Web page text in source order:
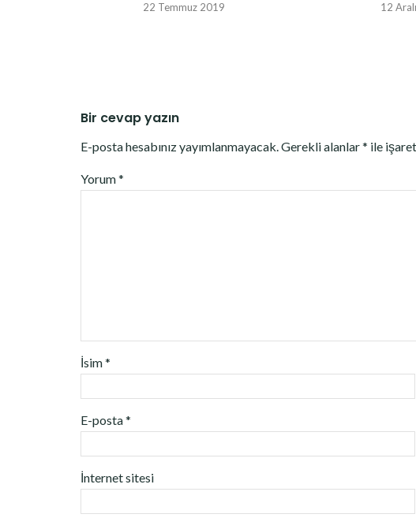
22 Temmuz 2019 12
Bir cevap yazın
E-posta hesabınız yayımlanmayacak.Gerekli alanlar* ile
Yorum*
İsim*
E-posta*
İnternet sitesi